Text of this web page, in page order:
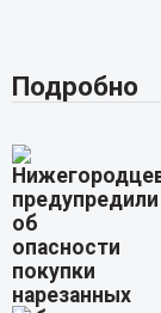
Подробно